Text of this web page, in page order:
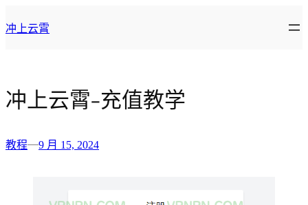
至
冲上云霄
冲上云霄-充值教学
教程—9 月 15, 2024